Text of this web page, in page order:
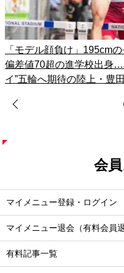
「モデル顔負け」195cm
偏差値70超の進学校出身…
イ”五輪へ期待の陸上・豊
会
マイメニュー登録・ログイン
マイメニュー退会（有料会員退
有料記事一覧